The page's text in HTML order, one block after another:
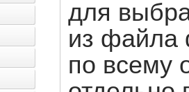
для
из файла
по всему